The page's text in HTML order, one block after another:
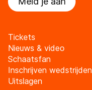
Tickets
Nieuws & video
Schaatsfan
Inschrijven wedstrijden
Uitslagen